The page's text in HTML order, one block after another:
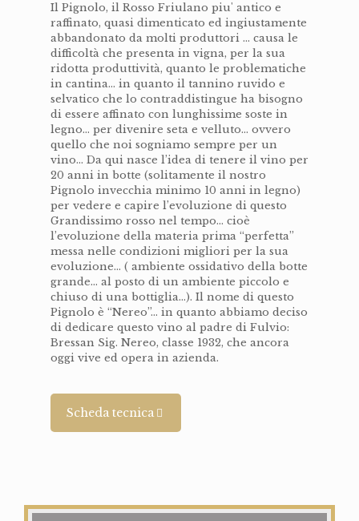
Il Pignolo, il Rosso Friulano piu' antico e
raffinato, quasi dimenticato ed ingiustamente
abbandonato da molti produttori ... causa le
difficoltà che presenta in vigna, per la sua
ridotta produttività, quanto le problematiche
in cantina... in quanto il tannino ruvido e
selvatico che lo contraddistingue ha bisogno
di essere affinato con lunghissime soste in
legno... per divenire seta e velluto... ovvero
quello che noi sogniamo sempre per un
vino... Da qui nasce l’idea di tenere il vino per
20 anni in botte (solitamente il nostro
Pignolo invecchia minimo 10 anni in legno)
per vedere e capire l’evoluzione di questo
Grandissimo rosso nel tempo... cioè
l’evoluzione della materia prima “perfetta”
messa nelle condizioni migliori per la sua
evoluzione... ( ambiente ossidativo della botte
grande... al posto di un ambiente piccolo e
chiuso di una bottiglia...). Il nome di questo
Pignolo è “Nereo”... in quanto abbiamo deciso
di dedicare questo vino al padre di Fulvio:
Bressan Sig. Nereo, classe 1932, che ancora
oggi vive ed opera in azienda.
Scheda tecnica